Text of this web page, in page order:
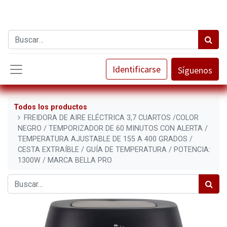
Identificarse Síguenos
Todos los productos
FREIDORA DE AIRE ELÉCTRICA 3,7 CUARTOS /COLOR
NEGRO / TEMPORIZADOR DE 60 MINUTOS CON ALERTA /
TEMPERATURA AJUSTABLE DE 155 A 400 GRADOS /
CESTA EXTRAÍBLE / GUÍA DE TEMPERATURA / POTENCIA:
1300W / MARCA BELLA PRO